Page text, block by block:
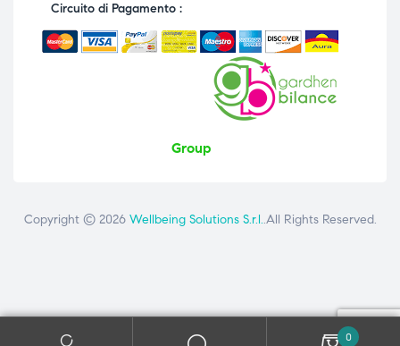
Circuito di Pagamento :
Group
Copyright © 2026 Wellbeing Solutions S.r.l..All Rights Reserved.
0